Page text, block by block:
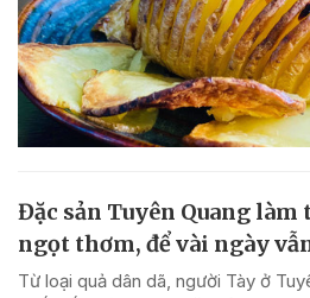
Đặc sản Tuyên Quang làm
ngọt thơm, để vài ngày
Từ loại quả dân dã, người Tày ở